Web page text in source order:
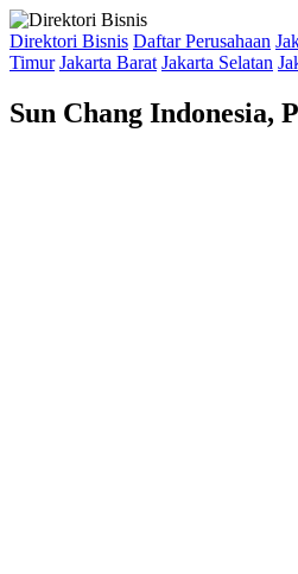
Direktori Bisnis Daftar Perusahaan
Timur Jakarta Barat Jakarta Selatan
Sun Chang Indonesia,